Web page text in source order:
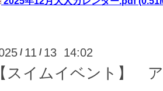
/ 11 / 13 14:02
【スイムイベント】